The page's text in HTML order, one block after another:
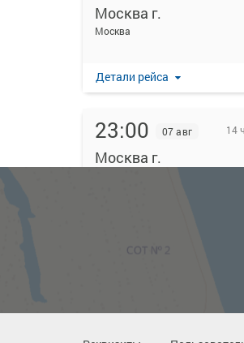
Москва г.
Москва
Детали рейса
23:00 07 авг 14
Москва г.